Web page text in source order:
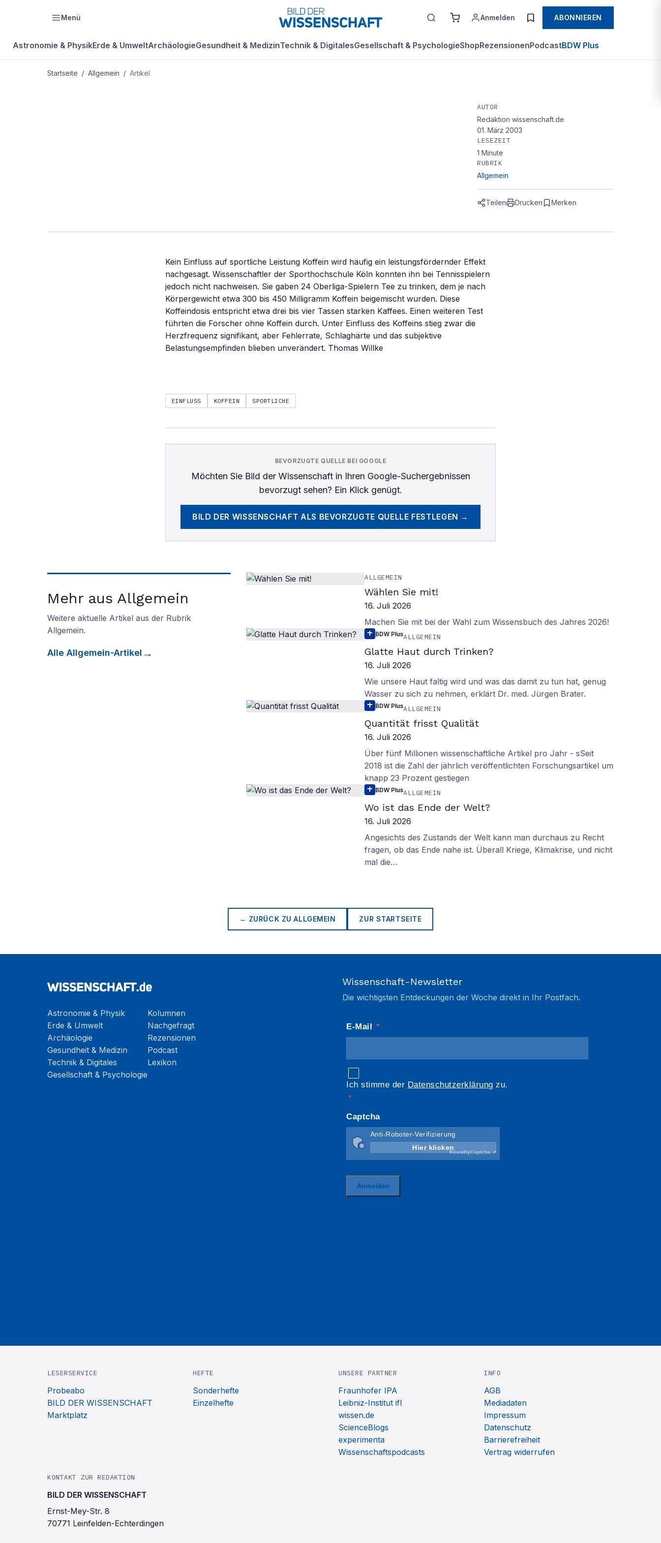
Menü Anmelden ABONNIEREN
Astronomie & PhysikErde & UmweltArchäologieGesundheit & MedizinTechnik & DigitalesGesellschaft & PsychologieShopRezensionenPodcastBDW Plus
Startseite / Allgemein / Artikel
AUTOR
Redaktion wissenschaft.de
01. März 2003
LESEZEIT
1 Minute
RUBRIK
Allgemein
Teilen Drucken Merken
Kein Einfluss auf sportliche Leistung Koffein wird häufig ein leistungsfördernder Effekt
nachgesagt. Wissenschaftler der Sporthochschule Köln konnten ihn bei Tennisspielern
jedoch nicht nachweisen. Sie gaben 24 Oberliga-Spielern Tee zu trinken, dem je nach
Körpergewicht etwa 300 bis 450 Milligramm Koffein beigemischt wurden. Diese
Koffeindosis entspricht etwa drei bis vier Tassen starken Kaffees. Einen weiteren Test
führten die Forscher ohne Koffein durch. Unter Einfluss des Koffeins stieg zwar die
Herzfrequenz signifikant, aber Fehlerrate, Schlaghärte und das subjektive
Belastungsempfinden blieben unverändert. Thomas Willke
EINFLUSS KOFFEIN SPORTLICHE
BEVORZUGTE QUELLE BEI GOOGLE
Möchten Sie Bild der Wissenschaftin Ihren Google-Suchergebnissen
bevorzugt sehen? Ein Klick genügt.
BILD DER WISSENSCHAFT ALS BEVORZUGTE QUELLE FESTLEGEN →
Mehr aus Allgemein
Weitere aktuelle Artikel aus der Rubrik
Allgemein.
Alle Allgemein-Artikel
ALLGEMEIN
Wählen Sie mit!
16. Juli 2026
Machen Sie mit bei der Wahl zum Wissensbuch des Jahres 2026!
BDW PlusALLGEMEIN
Glatte Haut durch Trinken?
16. Juli 2026
Wie unsere Haut faltig wird und was das damit zu tun hat, genug
Wasser zu sich zu nehmen, erklärt Dr. med. Jürgen Brater.
BDW PlusALLGEMEIN
Quantität frisst Qualität
16. Juli 2026
Über fünf Millionen wissenschaftliche Artikel pro Jahr - sSeit
2018 ist die Zahl der jährlich veröffentlichten Forschungsartikel um
knapp 23 Prozent gestiegen
BDW PlusALLGEMEIN
Wo ist das Ende der Welt?
16. Juli 2026
Angesichts des Zustands der Welt kann man durchaus zu Recht
fragen, ob das Ende nahe ist. Überall Kriege, Klimakrise, und nicht
mal die…
← ZURÜCK ZUALLGEMEIN ZUR STARTSEITE
Astronomie & Physik
Erde & Umwelt
Archäologie
Gesundheit & Medizin
Technik & Digitales
Gesellschaft & Psychologie
Kolumnen
Nachgefragt
Rezensionen
Podcast
Lexikon
Wissenschaft-Newsletter
Die wichtigsten Entdeckungen der Woche direkt in Ihr Postfach.
LESERSERVICE
Probeabo
BILD DER WISSENSCHAFT
Marktplatz
HEFTE
Sonderhefte
Einzelhefte
UNSERE PARTNER
Fraunhofer IPA
Leibniz-Institut ifl
wissen.de
ScienceBlogs
experimenta
Wissenschaftspodcasts
INFO
AGB
Mediadaten
Impressum
Datenschutz
Barrierefreiheit
Vertrag widerrufen
KONTAKT ZUR REDAKTION
BILD DER WISSENSCHAFT
Ernst-Mey-Str. 8
70771 Leinfelden-Echterdingen